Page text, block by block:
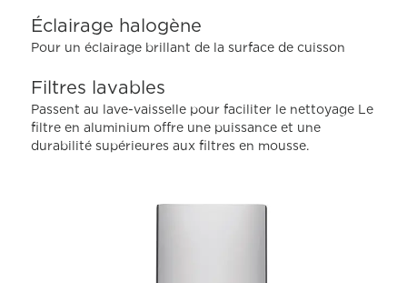
Reviews.
Lien
vers
même
page.
Éclairage halogène
Pour un éclairage brillant de la surface de cuisson
Filtres lavables
Passent au lave-vaisselle pour faciliter le nettoyage Le
filtre en aluminium offre une puissance et une
durabilité supérieures aux filtres en mousse.